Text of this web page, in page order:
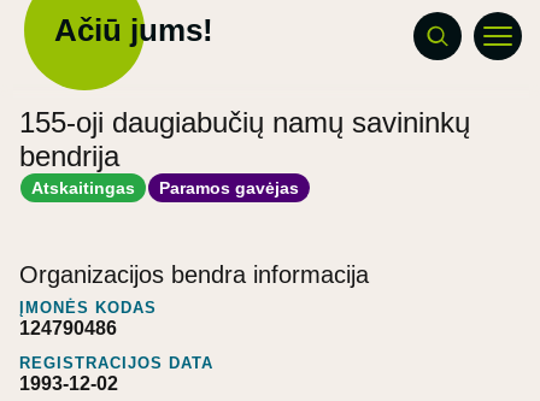
Ačiū jums!
155-oji daugiabučių namų savininkų
bendrija
Atskaitingas Paramos gavėjas
Organizacijos bendra informacija
ĮMONĖS KODAS
124790486
REGISTRACIJOS DATA
1993-12-02